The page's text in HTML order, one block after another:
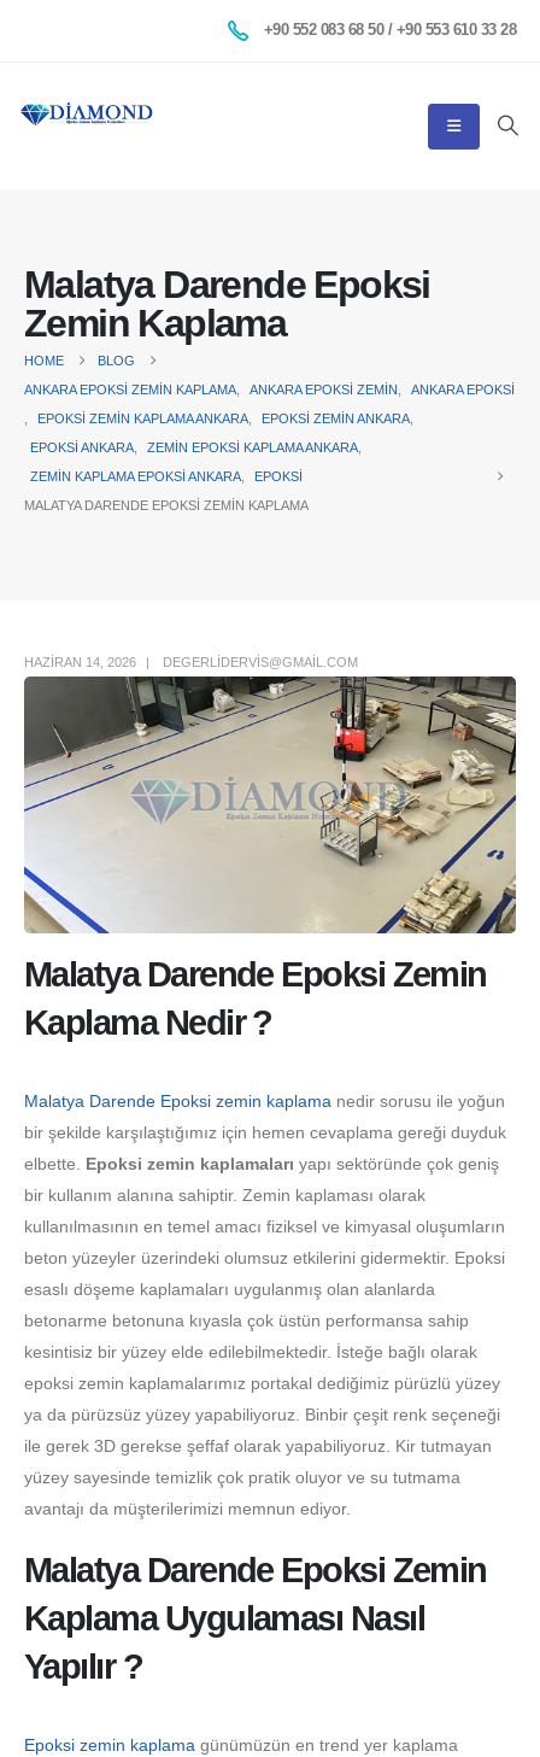
+90 552 083 68 50 / +90 553 610 33 28
Malatya Darende Epoksi
Zemin Kaplama
HOME
BLOG
ANKARA EPOKSI ZEMIN KAPLAMA
ANKARA EPOKSI ZEMIN
ANKARA EPOKSI
EPOKSI ZEMIN KAPLAMA ANKARA EPOKSI ZEMIN ANKARA
EPOKSI ANKARA
ZEMIN EPOKSI KAPLAMA ANKARA
ZEMIN KAPLAMA EPOKSI ANKARA
EPOKSI
MALATYA DARENDE EPOKSI ZEMIN KAPLAMA
HAZIRAN 14, 2026 DEGERLIDERVIS@GMAIL.COM
Malatya Darende Epoksi Zemin
Kaplama Nedir ?
Malatya Darende Epoksi zemin kaplama nedir sorusu ile yoğun
bir şekilde karşılaştığımız için hemen cevaplama gereği duyduk
elbette. Epoksi zemin kaplamaları yapı sektöründe çok geniş
bir kullanım alanına sahiptir. Zemin kaplaması olarak
kullanılmasının en temel amacı fiziksel ve kimyasal oluşumların
beton yüzeyler üzerindeki olumsuz etkilerini gidermektir. Epoksi
esaslı döşeme kaplamaları uygulanmış olan alanlarda
betonarme betonuna kıyasla çok üstün performansa sahip
kesintisiz bir yüzey elde edilebilmektedir. İsteğe bağlı olarak
epoksi zemin kaplamalarımız portakal dediğimiz pürüzlü yüzey
ya da pürüzsüz yüzey yapabiliyoruz. Binbir çeşit renk seçeneği
ile gerek 3D gerekse şeffaf olarak yapabiliyoruz. Kir tutmayan
yüzey sayesinde temizlik çok pratik oluyor ve su tutmama
avantajı da müşterilerimizi memnun ediyor.
Malatya Darende Epoksi Zemin
Kaplama Uygulaması Nasıl
Yapılır ?
Epoksi zemin kaplama günümüzün en trend yer kaplama
Author Box